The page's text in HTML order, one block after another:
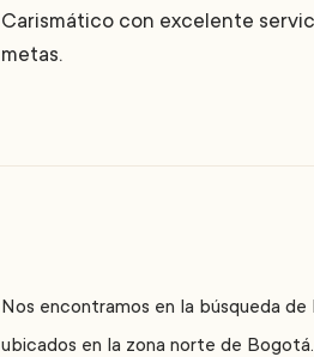
Carismático con excelente
metas.
Nos encontramos en la búsqueda
ubicados en la zona norte de